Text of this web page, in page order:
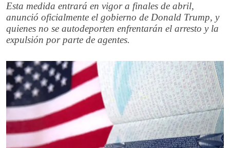
Esta medida entrará en vigor a finales de abril,
anunció oficialmente el gobierno de Donald Trump, y
quienes no se autodeporten enfrentarán el arresto y la
expulsión por parte de agentes.